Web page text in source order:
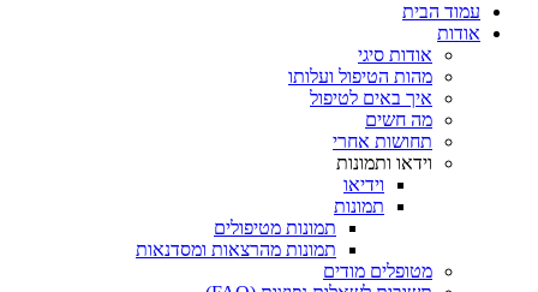
עמוד הבית
אודות
אודות סיגי
מהות הטיפול ועלותו
איך באים לטיפול
מה חשים
תחושות אחרי
וידאו ותמונות
וידיאו
תמונות
תמונות מטיפולים
תמונות מהרצאות ומסדנאות
מטופלים מודים